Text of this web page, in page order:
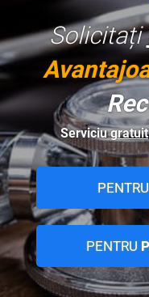
Solicitați
Serviciugratuit
PENTRU
PENTRU